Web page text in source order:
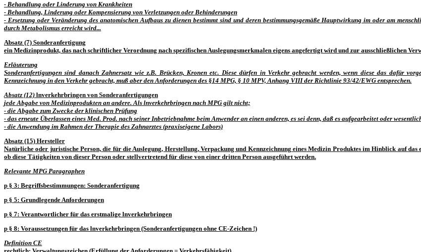
- Behandlung oder Linderung von Krankheiten
- Behandlung, Linderung oder Kompensierung von Verletzungen oder Behinderungen
- Ersetzung oder Veränderung des anatomischen Aufbaus zu dienen bestimmt sind und deren bestimmungsgemäße Hauptwirkung im oder am
durch Metabolismus erreicht wird...
Absatz (7) Sonderanfertigung
ein Medizinprodukt, das nach schriftlicher Verordnung nach spezifischen Auslegungsmerkmalen eigens angefertigt wird und zur ausschließlichen
Erläuterung
Sonderanfertigungen sind danach Zahnersatz wie z.B. Brücken, Kronen etc. Diese dürfen in Verkehr gebracht werden, wenn diese das dafür
Kennzeichnung in den Verkehr gebracht, muß aber den Anforderungen des §14 MPG, § 10 MPV, Anhang VIII der Richtlinie 93/42/EWG entsprechen.
Absatz (12) lnverkehrbringen von Sonderanfertigungen
jede Abgabe von Medizinprodukten an andere. Als lnverkehrbringen nach MPG gilt nicht;
- die Abgabe zum Zwecke der klinischen Prüfung
- das erneute Überlassen eines Med. Prod. nach seiner Inbetriebnahme beim Anwender an einen anderen, es sei denn, daß es aufgearbeitet oder
- die Anwendung im Rahmen der Therapie des Zahnarztes (praxiseigene Labors)
Absatz (15) Hersteller
Natürliche oder juristische Person, die für die Auslegung, Herstellung, Verpackung und Kennzeichnung eines Medizin Produktes im Hinblick auf
ob diese Tätigkeiten von dieser Person oder stellvertretend für diese von einer dritten Person ausgeführt werden.
Relevante MPG Paragraphen
p § 3: Begriffsbestimmungen: Sonderanfertigung
p § 5: Grundlegende Anforderungen
p § 7: Verantwortlicher für das erstmalige lnverkehrbringen
p § 8: Voraussetzungen für das lnverkehrbringen (Sonderanfertigungen ohne CE-Zeichen !)
Definition CE